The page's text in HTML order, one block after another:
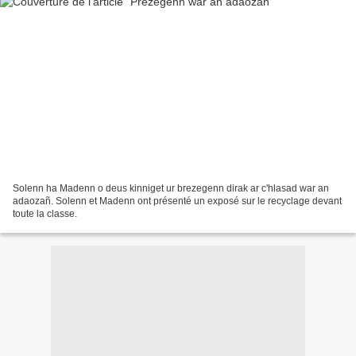
Solenn ha Madenn o deus kinniget ur brezegenn dirak ar c'hlasad war an
adaozañ. Solenn et Madenn ont présenté un exposé sur le recyclage devant
toute la classe.